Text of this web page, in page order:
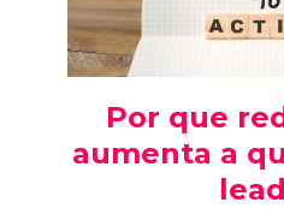
Por que
aumenta a